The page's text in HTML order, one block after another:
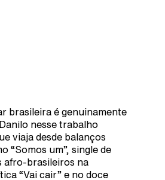
brasileira é genuinamente
nesse trabalho
viaja desde balanços
“Somos um”, single de
afro-brasileiros na
“Vai cair” e no doce